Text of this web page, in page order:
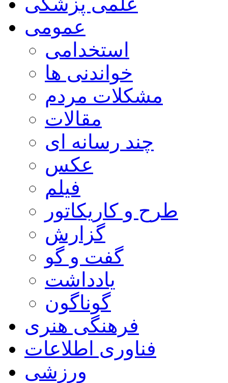
عمومی
استخدامی
خواندنی ها
مشکلات مردم
مقالات
چند رسانه ای
عکس
فیلم
طرح و کاریکاتور
گزارش
گفت و گو
یادداشت
گوناگون
فرهنگی هنری
فناوری اطلاعات
ورزشی